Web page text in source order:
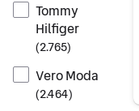
Tommy
Hilfiger
(2.765)
Vero Moda
(2.464)